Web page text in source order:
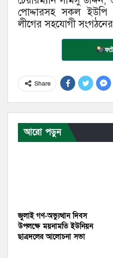
পোদ্দারসহ সকল ইউপি
লীগের সহযোগী সংগঠনের
Share
আরো পড়ুন
জুলাই গণ-অভ্যুত্থান দিবস
উপলক্ষে ময়নামতি ইউনিয়ন
ছাত্রদলের আলোচনা সভা